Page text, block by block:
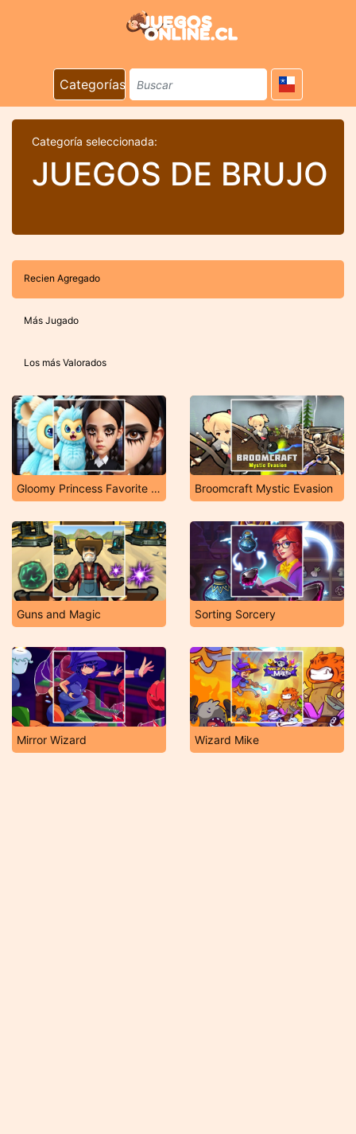
Categorías
Categoría seleccionada:
JUEGOS DE BRUJO
Recien Agregado
Más Jugado
Los más Valorados
Gloomy Princess Favorite Toy Broomcraft Mystic Evasion
Guns and Magic Sorting Sorcery
Mirror Wizard Wizard Mike